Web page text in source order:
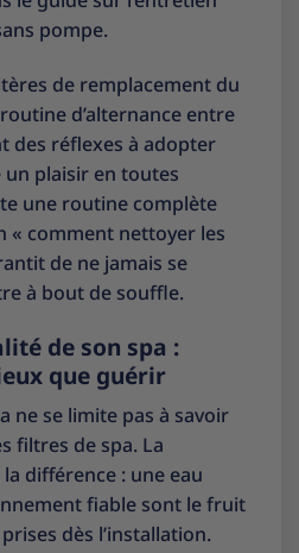
pompe.
de remplacement du
d’alternance entre
des réflexes à adopter
un plaisir en toutes
une routine complète
« comment nettoyer les
de ne jamais se
à bout de souffle.
de son spa :
que guérir
ne se limite pas à savoir
filtres de spa. La
différence : une eau
fiable sont le fruit
dès l’installation.